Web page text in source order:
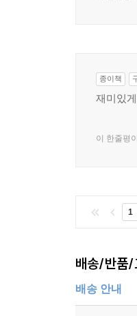
종이책
재미있
이 한줄평
1
배송/반품/
배송 안내